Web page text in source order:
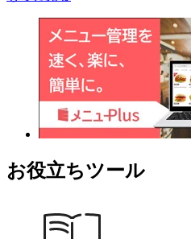
お役立ちツール